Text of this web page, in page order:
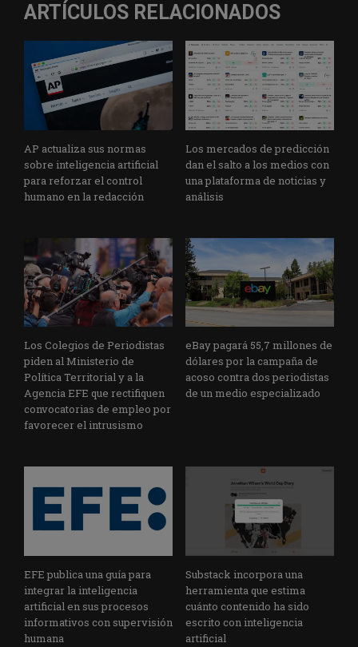
ARTÍCULOS RELACIONADOS
AP actualiza sus normas
sobre inteligencia artificial
para reforzar el control
humano en la redacción
Los mercados de predicción
dan el salto a los medios con
una plataforma de noticias y
análisis
Los Colegios de Periodistas
piden al Ministerio de
Política Territorial y a la
Agencia EFE que rectifiquen
convocatorias de empleo por
favorecer el intrusismo
eBay pagará 55,7 millones de
dólares por la campaña de
acoso contra dos periodistas
de un medio especializado
EFE publica una guía para
integrar la inteligencia
artificial en sus procesos
informativos con supervisión
humana
Substack incorpora una
herramienta que estima
cuánto contenido ha sido
escrito con inteligencia
artificial